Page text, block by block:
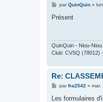
M
s
parQuinQuin»
Présent
QuinQuin - Niou-
Club: CVSQ (78012)
Re:
M
s
parfra2542 » mar.
Les formulaires